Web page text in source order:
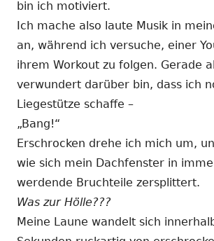
bin ich motiviert.
Ich mache also laute Musik in
an, während ich versuche, einer
ihrem Workout zu folgen. Gerade
verwundert darüber bin, dass ich
Liegestütze schaffe –
„Bang!“
Erschrocken drehe ich mich um,
wie sich mein Dachfenster in
werdende Bruchteile zersplittert.
Was zur Hölle???
Meine Laune wandelt sich